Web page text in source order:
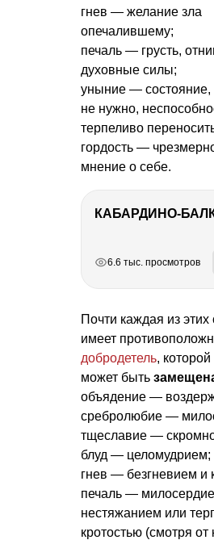
гнев — желание зла
опечалившему;
печаль — грусть,
духовные силы;
уныние — состояние,
не нужно,
терпеливо
гордость —
мнение о себе.
6.6 тыс. просмотров
Почти каждая из этих
имеет
добродетель, которой
может быть
объядение —
сребролюбие —
тщеславие —
блуд — целомудрием;
гнев — безгневием и
печаль —
нестяжанием или
кротостью (смотря от